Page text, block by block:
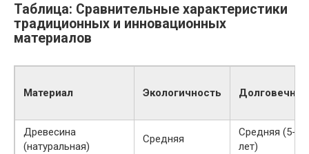
Таблица: Сравнительные характеристики
традиционных и инновационных
материалов
Материал Экологичность
Древесина
(натуральная)
Средняя
Средняя (5-10
лет)